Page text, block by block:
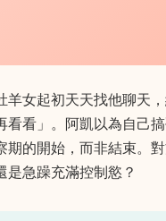
女起初天天找他聊天
看」。阿凱以為自己
的開始，而非結束。
急躁充滿控制慾？